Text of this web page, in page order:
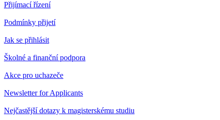
Přijímací řízení
Podmínky přijetí
Jak se přihlásit
Školné a finanční podpora
Akce pro uchazeče
Newsletter for Applicants
Nejčastější dotazy k magisterskému studiu